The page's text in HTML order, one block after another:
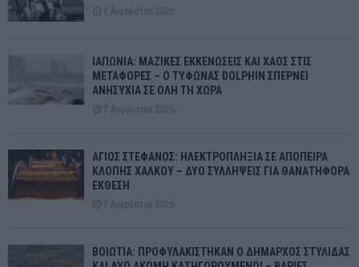
7 Αυγούστου 2026
ΙΑΠΩΝΙΑ: ΜΑΖΙΚΕΣ ΕΚΚΕΝΩΣΕΙΣ ΚΑΙ ΧΑΟΣ ΣΤΙΣ
ΜΕΤΑΦΟΡΕΣ – Ο ΤΥΦΩΝΑΣ DOLPHIN ΣΠΕΡΝΕΙ
ΑΝΗΣΥΧΙΑ ΣΕ ΟΛΗ ΤΗ ΧΩΡΑ
7 Αυγούστου 2026
ΑΓΙΟΣ ΣΤΕΦΑΝΟΣ: ΗΛΕΚΤΡΟΠΛΗΞΙΑ ΣΕ ΑΠΟΠΕΙΡΑ
ΚΛΟΠΗΣ ΧΑΛΚΟΥ – ΔΥΟ ΣΥΛΛΗΨΕΙΣ ΓΙΑ ΘΑΝΑΤΗΦΟΡΑ
ΕΚΘΕΣΗ
7 Αυγούστου 2026
ΒΟΙΩΤΙΑ: ΠΡΟΦΥΛΑΚΙΣΤΗΚΑΝ Ο ΔΗΜΑΡΧΟΣ ΣΤΥΛΙΔΑΣ